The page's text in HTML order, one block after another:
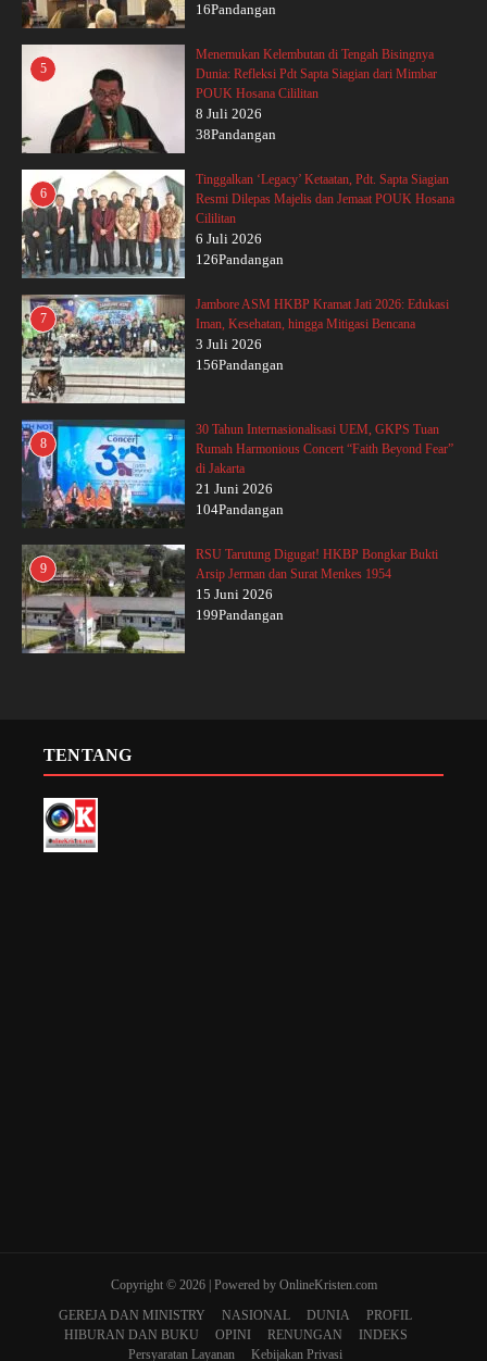
16Pandangan
5
Menemukan Kelembutan di Tengah Bisingnya
Dunia: Refleksi Pdt Sapta Siagian dari Mimbar
POUK Hosana Cililitan
8 Juli 2026
38Pandangan
6
Tinggalkan ‘Legacy’ Ketaatan, Pdt. Sapta Siagian
Resmi Dilepas Majelis dan Jemaat POUK Hosana
Cililitan
6 Juli 2026
126Pandangan
7
Jambore ASM HKBP Kramat Jati 2026: Edukasi
Iman, Kesehatan, hingga Mitigasi Bencana
3 Juli 2026
156Pandangan
8
30 Tahun Internasionalisasi UEM, GKPS Tuan
Rumah Harmonious Concert “Faith Beyond Fear”
di Jakarta
21 Juni 2026
104Pandangan
9
RSU Tarutung Digugat! HKBP Bongkar Bukti
Arsip Jerman dan Surat Menkes 1954
15 Juni 2026
199Pandangan
TENTANG
Copyright © 2026 | Powered by OnlineKristen.com
GEREJA DAN MINISTRY
NASIONAL DUNIA
PROFIL
HIBURAN DAN BUKU
OPINI RENUNGAN
INDEKS
Persyaratan Layanan
Kebijakan Privasi